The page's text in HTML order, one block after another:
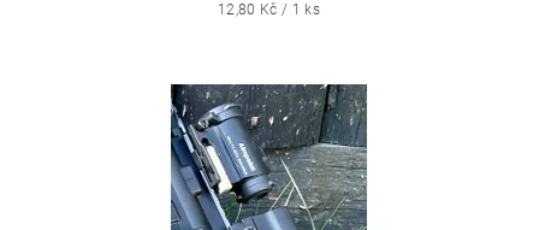
12,80 Kč / 1 ks